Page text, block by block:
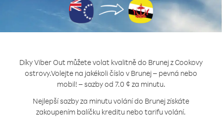
Díky Viber Out můžete volat kvalitně do Brunej z Cookovy
ostrovy.Volejte na jakékoli číslo v Brunej – pevná nebo
mobil! – sazby od 7.0 ¢ za minutu.
Nejlepší sazby za minutu volání do Brunej získáte
zakoupením balíčku kreditu nebo tarifu volání.